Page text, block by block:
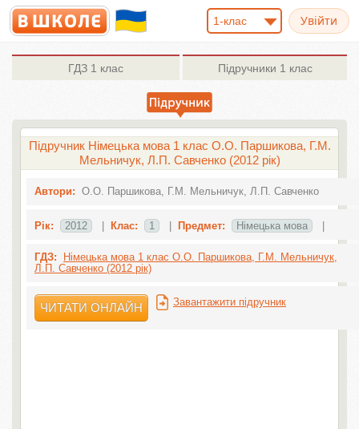
1-клас
ГДЗ 1 клас Підручники 1 клас
Підручник Німецька мова 1 клас О.О. Паршикова, Г.М.
Мельничук, Л.П. Савченко (2012 рік)
Автори: О.О. Паршикова, Г.М. Мельничук, Л.П. Савченко
Рік: 2012 Клас: 1 Предмет: Німецька мова
ГДЗ:
Німецька мова 1 клас О.О. Паршикова, Г.М. Мельничук,
Л.П. Савченко (2012 рік)
ЧИТАТИ ОНЛАЙН Завантажити підручник